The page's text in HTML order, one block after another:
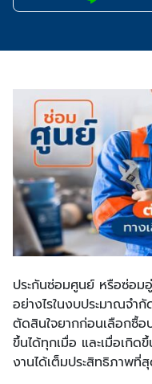
ประกันซ่อมศูนย์ หรือซ่อม
อย่างไรในงบประมาณจำ
ตัดสินใจยากก่อนเลือกซื้อ
ขึ้นได้ทุกเมื่อ และเมื่อเกิด
งานได้เต็มประสิทธิภาพที่